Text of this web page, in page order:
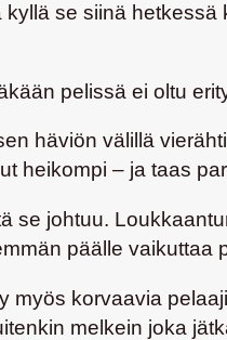
se siinä
pelissä ei oltu
häviön välillä
heikompi – ja taas
se johtuu.
päälle vaikuttaa
korvaavia
melkein joka